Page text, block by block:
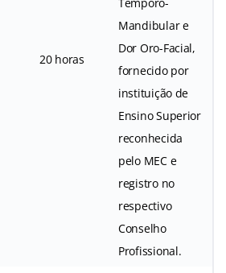
20 horas
Mandibular e
Dor Oro-Facial,
fornecido por
instituição de
Ensino Superior
reconhecida
pelo MEC e
registro no
respectivo
Conselho
Profissional.